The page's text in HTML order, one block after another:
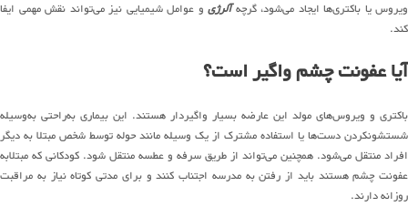
ویروس یا باکتری‌ها ایجاد می‌شود، گرچهآلرژی و عوامل شیمیایی نیز می‌تواند نقش مهمی ایفا
کند.
آیا عفونت چشم واگیر است؟
باکتری و ویروس‌های مولد این عارضه بسیار واگیردار هستند. این بیماری به‌راحتی به‌وسیله
شستشونکردن دست‌ها یا استفاده مشترک از یک وسیله مانند حوله توسط شخص مبتلا به دیگر
افراد منتقل می‌شود. همچنین می‌تواند از طریق سرفه و عطسه منتقل شود. کودکانی که مبتلابه
عفونت چشم هستند باید از رفتن به مدرسه اجتناب کنند و برای مدتی کوتاه نیاز به مراقبت
روزانه دارند.